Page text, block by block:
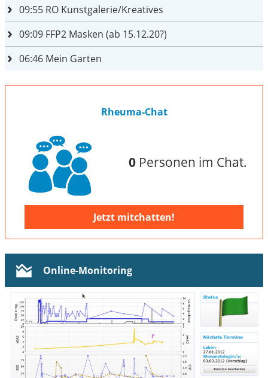
09:55 RO Kunstgalerie/Kreatives
09:09 FFP2 Masken (ab 15.12.20?)
06:46 Mein Garten
Rheuma-Chat
0Personen im Chat.
Jetzt mitchatten!
Online-Monitoring